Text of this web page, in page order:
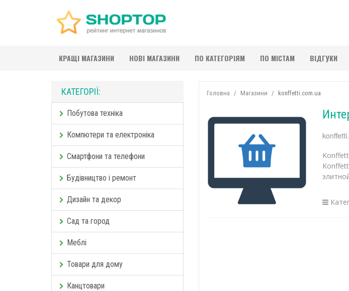
КРАЩІ МАГАЗИНИ НОВІ МАГАЗИНИ ПО КАТЕГОРІЯМ ПО МІСТАМ ВІДГУКИ
КАТЕГОРІЇ:
Побутова техніка
Компютери та електроніка
Смартфони та телефони
Будівництво і ремонт
Дизайн та декор
Сад та город
Меблі
Товари для дому
Канцтовари
Головна Магазини konffetti.com.ua